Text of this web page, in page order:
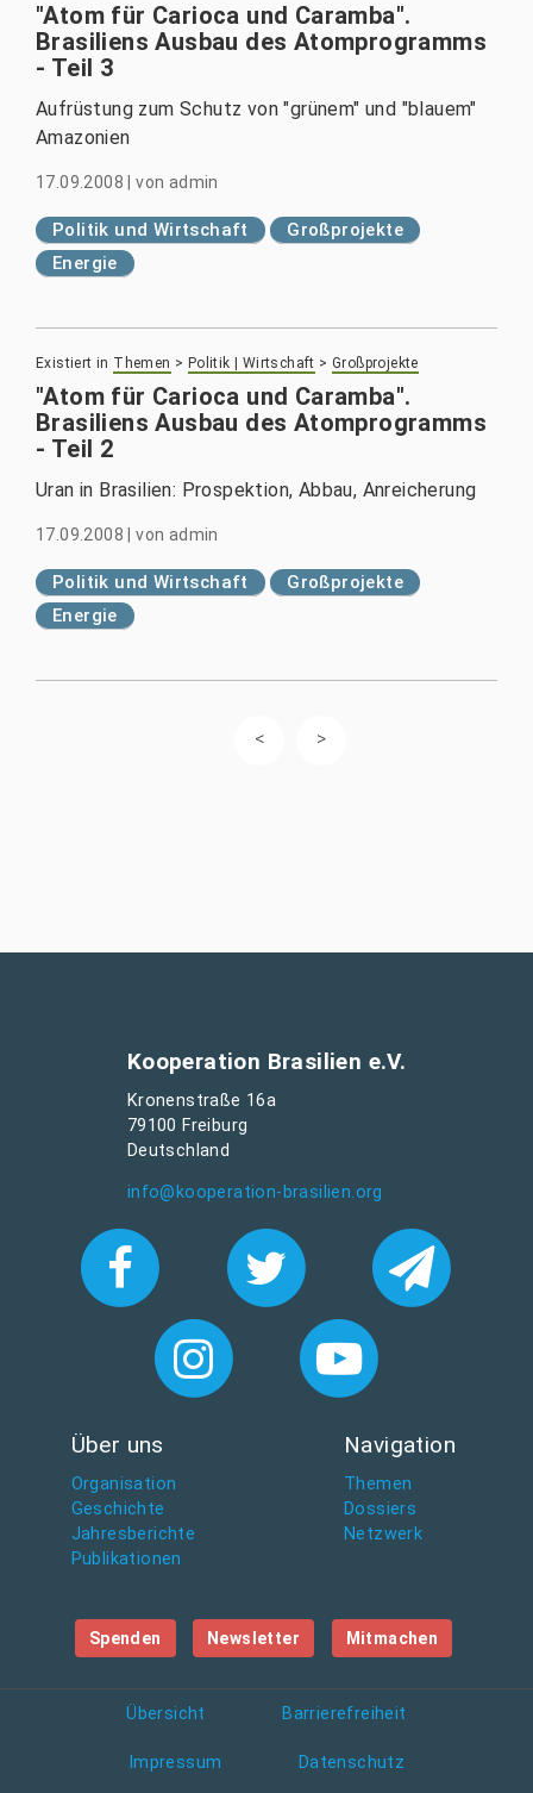
"Atom für Carioca und Caramba".
Brasiliens Ausbau des Atomprogramms
- Teil 3
Aufrüstung zum Schutz von "grünem" und "blauem"
Amazonien
17.09.2008 |von admin
Politik und Wirtschaft
Großprojekte
Energie
Existiert in Themen > Politik | Wirtschaft >Großprojekte
"Atom für Carioca und Caramba".
Brasiliens Ausbau des Atomprogramms
- Teil 2
Uran in Brasilien: Prospektion, Abbau, Anreicherung
17.09.2008 |von admin
Politik und Wirtschaft
Großprojekte
Energie
Kooperation Brasilien e.V.
Kronenstraße 16a
79100 Freiburg
Deutschland
info@kooperation-brasilien.org
Über uns
Organisation
Geschichte
Jahresberichte
Publikationen
Navigation
Themen
Dossiers
Netzwerk
Spenden Newsletter Mitmachen
Übersicht Barrierefreiheit
Impressum Datenschutz